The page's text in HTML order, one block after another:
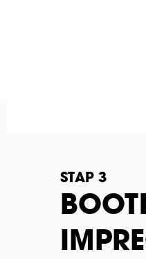
STAP 3